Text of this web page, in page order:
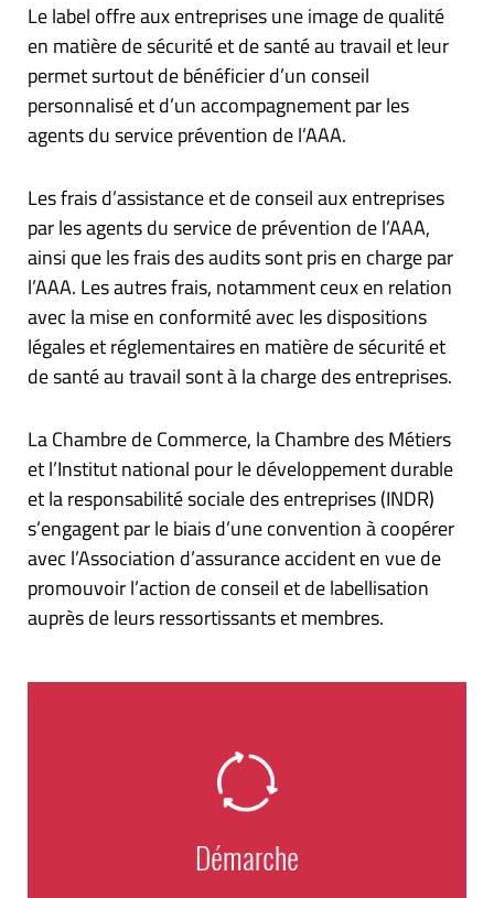
Le label offre aux entreprises une image de qualité
en matière de sécurité et de santé au travail et leur
permet surtout de bénéficier d’un conseil
personnalisé et d’un accompagnement par les
agents du service prévention de l’AAA.
Les frais d’assistance et de conseil aux entreprises
par les agents du service de prévention de l’AAA,
ainsi que les frais des audits sont pris en charge par
l’AAA. Les autres frais, notamment ceux en relation
avec la mise en conformité avec les dispositions
légales et réglementaires en matière de sécurité et
de santé au travail sont à la charge des entreprises.
La Chambre de Commerce, la Chambre des Métiers
et l’Institut national pour le développement durable
et la responsabilité sociale des entreprises (INDR)
s’engagent par le biais d’une convention à coopérer
avec l’Association d’assurance accident en vue de
promouvoir l’action de conseil et de labellisation
auprès de leurs ressortissants et membres.
Démarche